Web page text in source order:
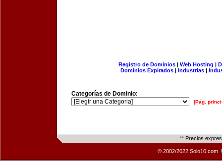
Registro de Dominios| Web Hosting |
Dominios Expirados | Industrias |
Categorías de Dominio:
[Pág.
** Precios
© 2002/2022 Solo10.com